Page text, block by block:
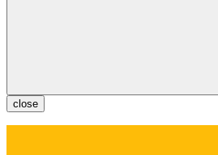
close